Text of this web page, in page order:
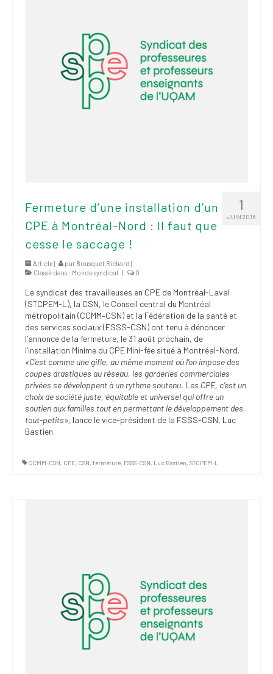
1
JUIN 2016
Fermeture d’une installation d’un
CPE à Montréal-Nord : Il faut que
cesse le saccage !
Article | par Bousquet Richard |
Classé dans : Monde syndical | 0
Le syndicat des travailleuses en CPE de Montréal-Laval
(STCPEM-L), la CSN, le Conseil central du Montréal
métropolitain (CCMM–CSN) et la Fédération de la santé et
des services sociaux (FSSS-CSN) ont tenu à dénoncer
l’annonce de la fermeture, le 31 août prochain, de
l’installation Minime du CPE Mini-fée situé à Montréal-Nord.
«C’est comme une gifle, au même moment où l’on impose des
coupes drastiques au réseau, les garderies commerciales
privées se développent à un rythme soutenu. Les CPE, c’est un
choix de société juste, équitable et universel qui offre un
soutien aux familles tout en permettant le développement des
tout-petits», lance le vice-président de la FSSS-CSN, Luc
Bastien.
CCMM-CSN, CPE, CSN, fermeture, FSSS-CSN, Luc Bastien, STCPEM-L